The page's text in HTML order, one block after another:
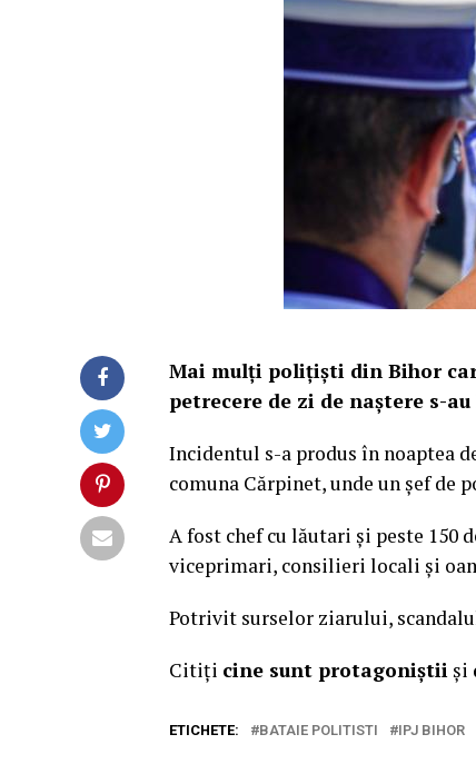
Mai mulţi poliţişti din Bihor
petrecere de zi de naștere s-
Incidentul s-a produs în noaptea
comuna Cărpinet, unde un șef de
A fost chef cu lăutari şi peste
viceprimari, consilieri locali şi
Potrivit surselor ziarului,
Citiți cine sunt protagoniștiiși
ETICHETE: BATAIE POLITISTI IPJ BIHOR